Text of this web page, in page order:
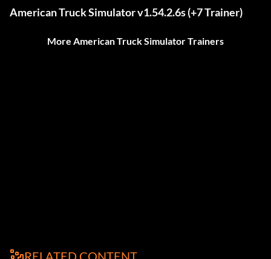
American Truck Simulator v1.54.2.6s (+7 Trainer)
More American Truck Simulator Trainers
RELATED CONTENT